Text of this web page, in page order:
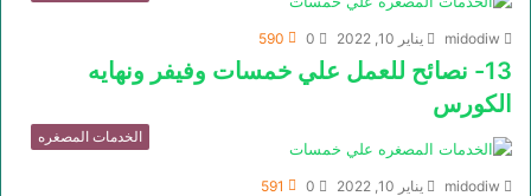
midodiw يناير 10, 2022 0
590
13- نصائح للعمل علي خمسات وفيفر ونهايه
الكورس
الخدمات المصغره
midodiw يناير 10, 2022 0
591